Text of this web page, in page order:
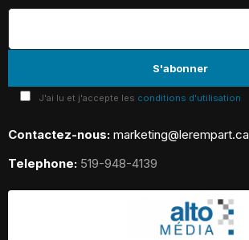
J'ai lu et j'accepte les conditions d'utilisation
Contactez-nous: marketing@lerempart.ca
Telephone: 519-948-4139